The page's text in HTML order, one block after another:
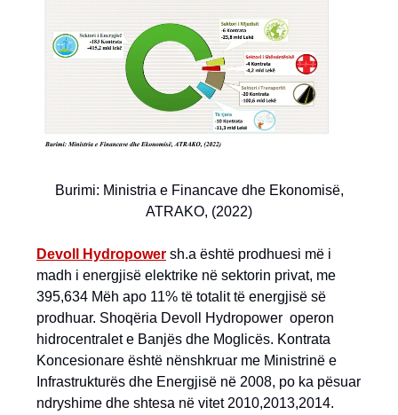
Burimi: Ministria e Financave dhe Ekonomisë,
ATRAKO, (2022)
Devoll Hydropower sh.a është prodhuesi më i
madh i energjisë elektrike në sektorin privat, me
395,634 Mëh apo 11% të totalit të energjisë së
prodhuar. Shoqëria Devoll Hydropower operon
hidrocentralet e Banjës dhe Moglicës. Kontrata
Koncesionare është nënshkruar me Ministrinë e
Infrastrukturës dhe Energjisë në 2008, po ka pësuar
ndryshime dhe shtesa në vitet 2010,2013,2014.